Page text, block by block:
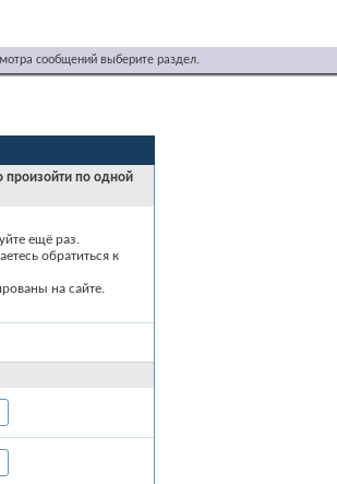
сообщений выберите раздел.
произойти по одной
ещё раз.
обратиться к
на сайте.